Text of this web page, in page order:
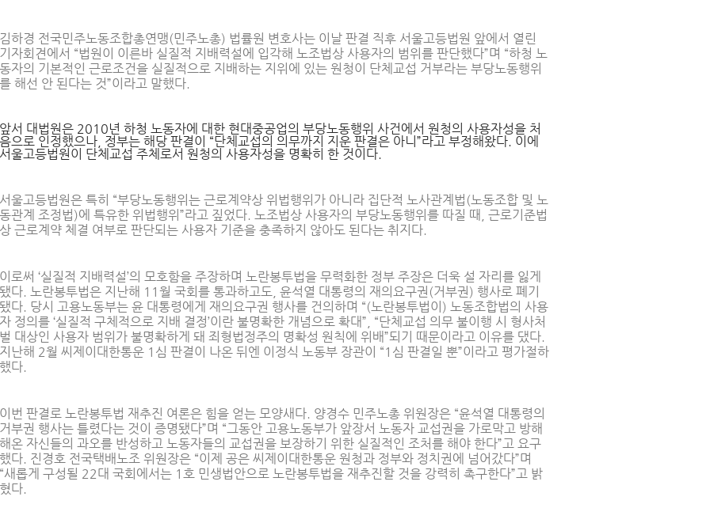
김하경 전국민주노동조합총연맹(민주노총) 법률원 변호사는 이날 판결 직후 서울고등법원 앞에서 열린
기자회견에서 “법원이 이른바 실질적 지배력설에 입각해 노조법상 사용자의 범위를 판단했다”며 “하청 노
동자의 기본적인 근로조건을 실질적으로 지배하는 지위에 있는 원청이 단체교섭 거부라는 부당노동행위
를 해선 안 된다는 것”이라고 말했다.
앞서 대법원은 2010년 하청 노동자에 대한 현대중공업의 부당노동행위 사건에서 원청의 사용자성을 처
음으로 인정했으나, 정부는 해당 판결이 “단체교섭의 의무까지 지운 판결은 아니”라고 부정해왔다. 이에
서울고등법원이 단체교섭 주체로서 원청의 사용자성을 명확히 한 것이다.
서울고등법원은 특히 “부당노동행위는 근로계약상 위법행위가 아니라 집단적 노사관계법(노동조합 및 노
동관계 조정법)에 특유한 위법행위”라고 짚었다. 노조법상 사용자의 부당노동행위를 따질 때, 근로기준법
상 근로계약 체결 여부로 판단되는 사용자 기준을 충족하지 않아도 된다는 취지다.
이로써 ‘실질적 지배력설’의 모호함을 주장하며 노란봉투법을 무력화한 정부 주장은 더욱 설 자리를 잃게
됐다. 노란봉투법은 지난해 11월 국회를 통과하고도, 윤석열 대통령의 재의요구권(거부권) 행사로 폐기
됐다. 당시 고용노동부는 윤 대통령에게 재의요구권 행사를 건의하며 “(노란봉투법이) 노동조합법의 사용
자 정의를 ‘실질적 구체적으로 지배 결정’이란 불명확한 개념으로 확대”, “단체교섭 의무 불이행 시 형사처
벌 대상인 사용자 범위가 불명확하게 돼 죄형법정주의 명확성 원칙에 위배”되기 때문이라고 이유를 댔다.
지난해 2월 씨제이대한통운 1심 판결이 나온 뒤엔 이정식 노동부 장관이 “1심 판결일 뿐”이라고 평가절하
했다.
이번 판결로 노란봉투법 재추진 여론은 힘을 얻는 모양새다. 양경수 민주노총 위원장은 “윤석열 대통령의
거부권 행사는 틀렸다는 것이 증명됐다”며 “그동안 고용노동부가 앞장서 노동자 교섭권을 가로막고 방해
해온 자신들의 과오를 반성하고 노동자들의 교섭권을 보장하기 위한 실질적인 조처를 해야 한다”고 요구
했다. 진경호 전국택배노조 위원장은 “이제 공은 씨제이대한통운 원청과 정부와 정치권에 넘어갔다”며
“새롭게 구성될 22대 국회에서는 1호 민생법안으로 노란봉투법을 재추진할 것을 강력히 촉구한다”고 밝
혔다.